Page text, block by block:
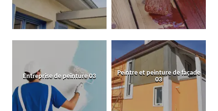
Entreprise de peinture 03
Peintre et peinture de façade
03